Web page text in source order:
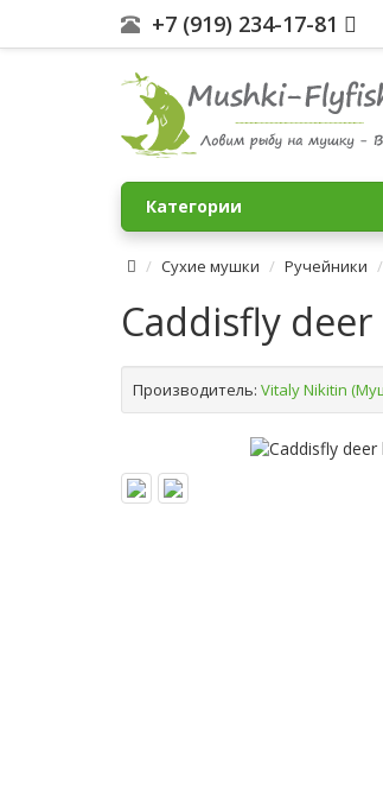
+7 (919) 234-17-81
Категории
Сухие мушки Ручейники
Caddisfly
Производитель: Vitaly Nikitin